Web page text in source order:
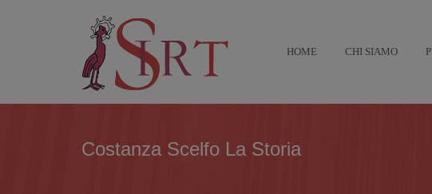
HOME CHI SIAMO
Costanza Scelfo La Storia